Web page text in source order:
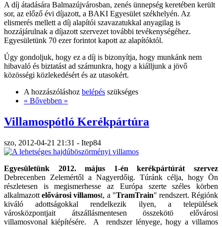
A díj átadására Balmazújvárosban, zenés ünnepség keretében került
sor, az előző évi díjazott, a BAKI Egyesület székhelyén. Az
elismerés mellett a díj alapítói szavazatukkal anyagilag is
hozzájárulnak a díjazott szervezet további tevékenységéhez.
Egyesületünk 70 ezer forintot kapott az alapítóktól.
Úgy gondoljuk, hogy ez a díj is bizonyítja, hogy munkánk nem
hibavaló és biztatást ad számunkra, hogy a kiálljunk a jövő
közösségi közlekedésért és az utasokért.
A hozzászóláshoz belépés szükséges
» Bővebben »
Villamospótló Kerékpártúra
szo, 2012-04-21 21:31 - Itep84
Egyesületünk 2012. május 1-én kerékpártúrát szervez
Debrecenben Zelemértől a Nagyerdőig. Túránk célja, hogy Ön
részletesen is megismerhesse az Európa szerte széles körben
alkalmazottelővárosi villamost, a "TramTrain" rendszert. Régiónk
kiváló adottságokkal rendelkezik ilyen, a települések
városközpontjait átszállásmentesen összekötö elővárosi
villamosvonal kiépítésére. A rendszer lényege, hogy a villamos